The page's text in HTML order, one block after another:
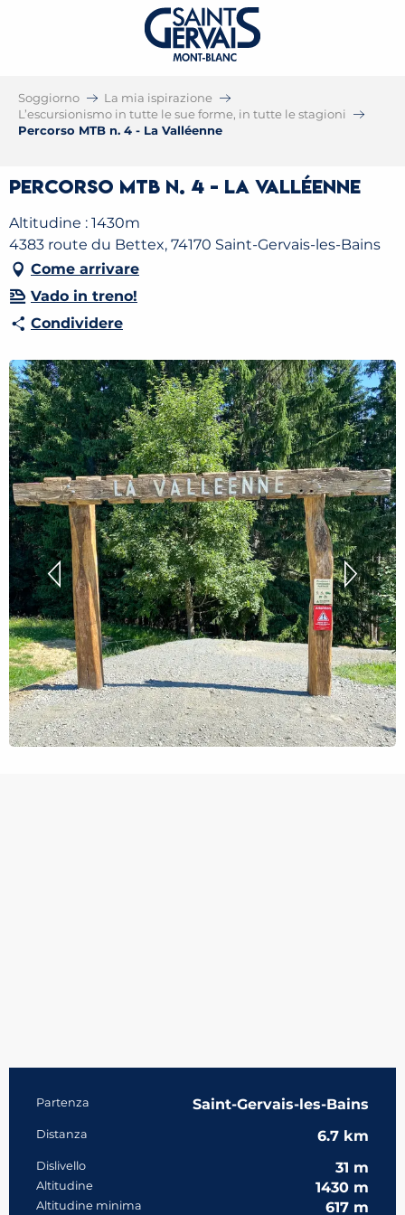
Soggiorno
La mia ispirazione
L’escursionismo in tutte le sue forme, in tutte le stagioni
Percorso MTB n. 4 - La Valléenne
Percorso MTB n. 4 - La Valléenne
Altitudine : 1430m
4383 route du Bettex, 74170 Saint-Gervais-les-Bains
Come arrivare
Vado in treno!
Condividere
Informazioni pratiche
Partenza Saint-Gervais-les-Bains
Distanza 6.7 km
Dislivello 31 m
Altitudine 1430 m
Altitudine minima 617 m